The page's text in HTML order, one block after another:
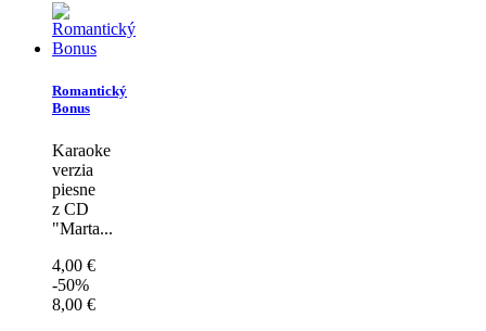
Romantický
Bonus
Karaoke
verzia
piesne
z CD
"Marta...
4,00 €
-50%
8,00 €